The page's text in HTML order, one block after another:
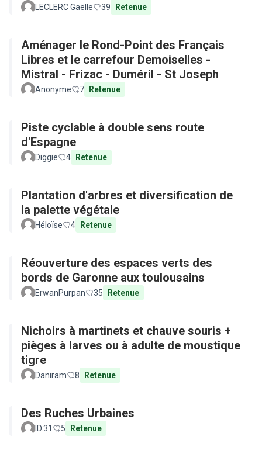
LECLERC Gaëlle 39 Retenue
Aménager le Rond-Point des Français
Libres et le carrefour Demoiselles -
Mistral - Frizac - Duméril - St Joseph
Anonyme 7 Retenue
Piste cyclable à double sens route
d'Espagne
Diggie 4 Retenue
Plantation d'arbres et diversification de
la palette végétale
Héloïse 4 Retenue
Réouverture des espaces verts des
bords de Garonne aux toulousains
ErwanPurpan 35 Retenue
Nichoirs à martinets et chauve souris +
pièges à larves ou à adulte de moustique
tigre
Daniram 8 Retenue
Des Ruches Urbaines
ID.31 5 Retenue